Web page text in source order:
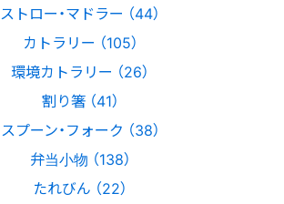
ストロー・マドラー （44）
カトラリー （105）
環境カトラリー （26）
割り箸 （41）
スプーン・フォーク （38）
弁当小物 （138）
たれびん （22）